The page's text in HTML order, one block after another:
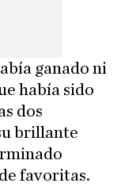
ganado ni
había sido
dos
brillante
favoritas.